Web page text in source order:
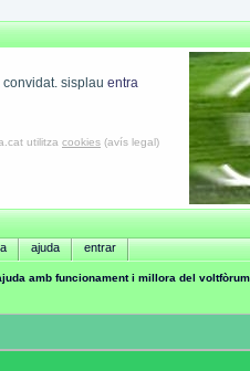
convidat. sisplau entra
utilitza cookies (avís legal)
ajuda entrar
amb funcionament i millora del voltfòrum